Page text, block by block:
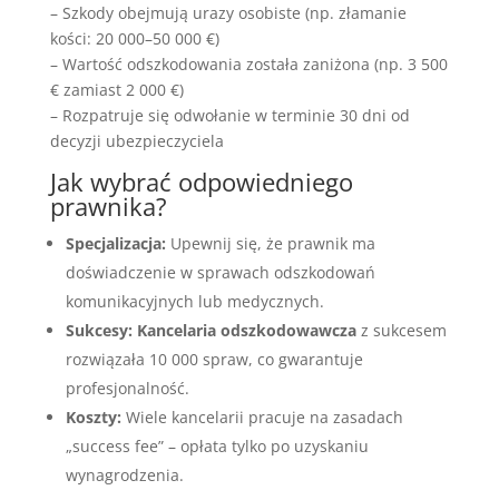
– Szkody obejmują urazy osobiste (np. złamanie
kości: 20 000–50 000 €)
– Wartość odszkodowania została zaniżona (np. 3 500
€ zamiast 2 000 €)
– Rozpatruje się odwołanie w terminie 30 dni od
decyzji ubezpieczyciela
Jak wybrać odpowiedniego
prawnika?
Specjalizacja: Upewnij się, że prawnik ma
doświadczenie w sprawach odszkodowań
komunikacyjnych lub medycznych.
Sukcesy: Kancelaria odszkodowawczaz sukcesem
rozwiązała 10 000 spraw, co gwarantuje
profesjonalność.
Koszty: Wiele kancelarii pracuje na zasadach
„success fee” – opłata tylko po uzyskaniu
wynagrodzenia.